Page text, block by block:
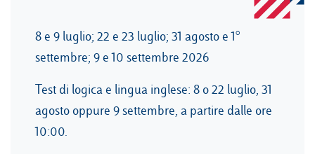
8 e 9 luglio; 22 e 23 luglio; 31 agosto e 1°
settembre; 9 e 10 settembre 2026
Test di logica e lingua inglese: 8 o 22 luglio, 31
agosto oppure 9 settembre, a partire dalle ore
10:00.